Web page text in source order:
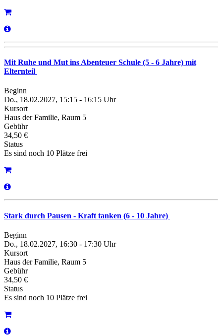
Mit Ruhe und Mut ins Abenteuer Schule (5 - 6 Jahre) mit
Elternteil
Beginn
Do., 18.02.2027, 15:15 - 16:15 Uhr
Kursort
Haus der Familie, Raum 5
Gebühr
34,50 €
Status
Es sind noch 10 Plätze frei
Stark durch Pausen - Kraft tanken (6 - 10 Jahre)
Beginn
Do., 18.02.2027, 16:30 - 17:30 Uhr
Kursort
Haus der Familie, Raum 5
Gebühr
34,50 €
Status
Es sind noch 10 Plätze frei